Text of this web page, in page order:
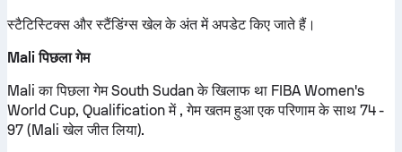
स्टैटिस्टिक्स और स्टैंडिंग्स खेल के अंत में अपडेट किए जाते हैं।
Mali पिछला गेम
Mali का पिछला गेम South Sudan के खिलाफ था FIBA Women's
World Cup, Qualification में , गेम खतम हुआ एक परिणाम के साथ 74 -
97 (Mali खेल जीत लिया).